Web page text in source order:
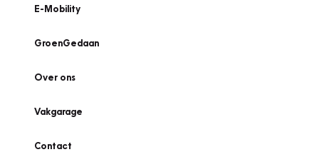
E-Mobility
GroenGedaan
Over ons
Vakgarage
Contact